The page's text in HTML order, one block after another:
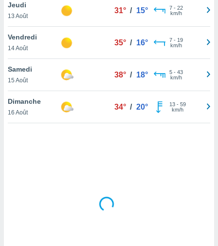
la
du
en
de
Jeudi
13 Août
31° / 15° 7- 22
km/h
Vendredi
14 Août
35° / 16° 7- 19
km/h
Samedi
15 Août
38° / 18° 5- 43
km/h
Dimanche
16 Août
34° / 20° 13- 59
km/h